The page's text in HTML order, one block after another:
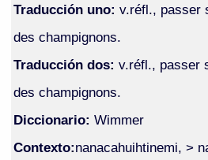
Traducción uno: v.réfl., passer
des champignons.
Traducción dos: v.réfl., passer
des champignons.
Diccionario: Wimmer
Contexto:nanacahuihtinemi, >